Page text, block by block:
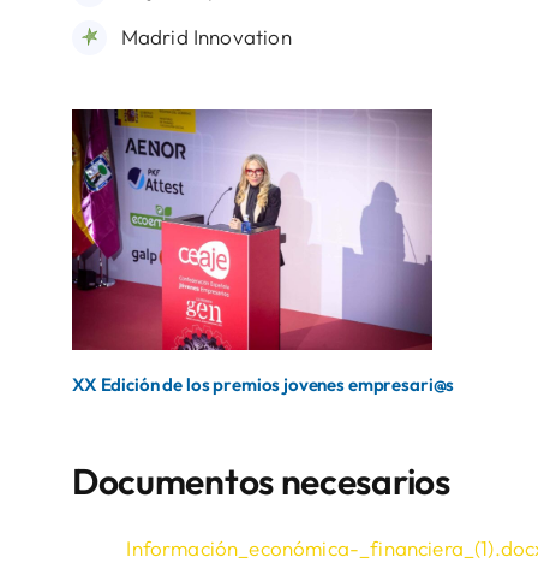
Madrid Innovation
XX Edición de los premios jovenes empresari@s
Documentos necesarios
Información_económica-_